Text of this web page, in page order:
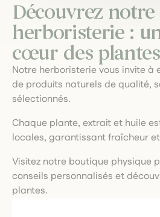
Découvrez notre
herboristerie :
cœur des
Notre herboristerie vous invite à
de produits naturels de qualité,
sélectionnés.
Chaque plante, extrait et huile
locales, garantissant fraîcheur
Visitez notre boutique physique
conseils personnalisés et
plantes.